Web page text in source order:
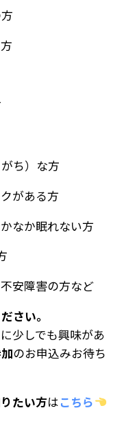
ち）な方
がある方
なか眠れない方
安障害の方など
さい。
少しでも興味があ
のお申込みお待ち
たい方はこちら